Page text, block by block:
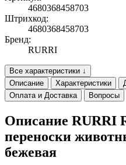
4680368458703
Штрихкод:
4680368458703
Бренд:
RURRI
Все характеристики ↓
Описание
Характеристики
Оплата и Доставка
Вопросы
Описание RURRI
переноски
бежевая